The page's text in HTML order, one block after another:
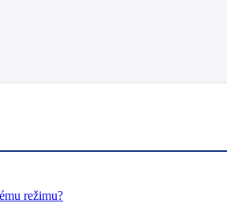
režimu?